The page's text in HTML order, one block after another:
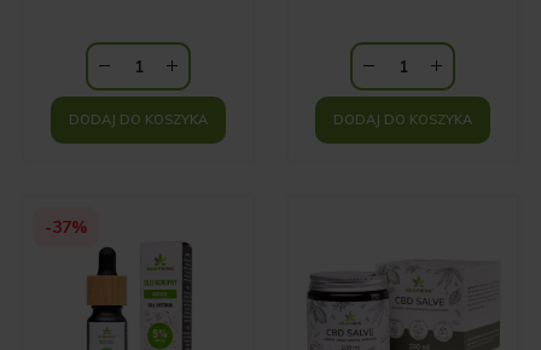
HempKing
DODAJ DO KOSZYKA DODAJ DO KOSZYKA
-37%